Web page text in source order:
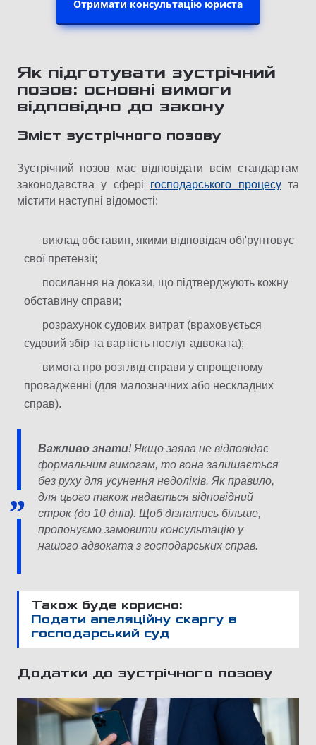
Отримати консультацію юриста
Як підготувати зустрічний
позов: основні вимоги
відповідно до закону
Зміст зустрічного позову
Зустрічний позов має відповідати всім стандартам
законодавства у сфері господарського процесута
містити наступні відомості:
виклад обставин, якими відповідач обґрунтовує
свої претензії;
посилання на докази, що підтверджують кожну
обставину справи;
розрахунок судових витрат (враховується
судовий збір та вартість послуг адвоката);
вимога про розгляд справи у спрощеному
провадженні (для малозначних або нескладних
справ).
Важливо знати! Якщо заява не відповідає
формальним вимогам, то вона залишається
без руху для усунення недоліків. Як правило,
для цього також надається відповідний
строк (до 10 днів). Щоб дізнатись більше,
пропонуємо замовити консультацію у
нашого адвоката з господарських справ.
Також буде корисно:
Подати апеляційну скаргу в
господарський суд
Додатки до зустрічного позову